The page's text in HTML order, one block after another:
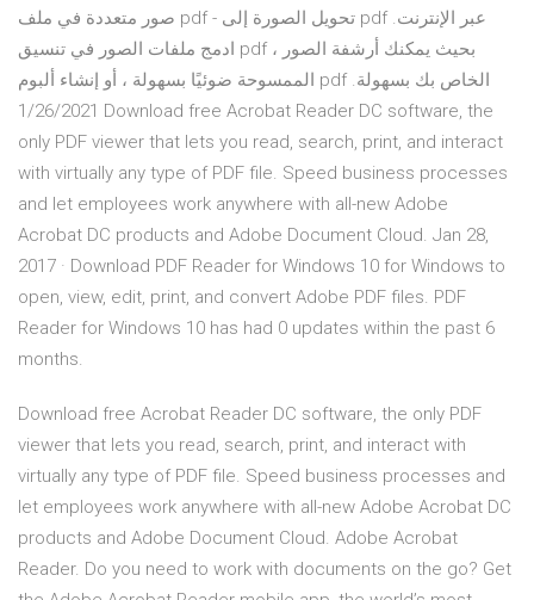
صور متعددة في ملف pdf - تحويل الصورة إلى pdf عبر الإنترنت.
ادمج ملفات الصور في تنسيق pdf ، بحيث يمكنك أرشفة الصور
الممسوحة ضوئيًا بسهولة ، أو إنشاء ألبوم pdf الخاص بك بسهولة.
1/26/2021 Download free Acrobat Reader DC software, the
only PDF viewer that lets you read, search, print, and interact
with virtually any type of PDF file. Speed business processes
and let employees work anywhere with all-new Adobe
Acrobat DC products and Adobe Document Cloud. Jan 28,
2017 · Download PDF Reader for Windows 10 for Windows to
open, view, edit, print, and convert Adobe PDF files. PDF
Reader for Windows 10 has had 0 updates within the past 6
months.
Download free Acrobat Reader DC software, the only PDF
viewer that lets you read, search, print, and interact with
virtually any type of PDF file. Speed business processes and
let employees work anywhere with all-new Adobe Acrobat DC
products and Adobe Document Cloud. Adobe Acrobat
Reader. Do you need to work with documents on the go? Get